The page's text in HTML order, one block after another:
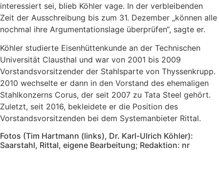
interessiert sei, blieb Köhler vage. In der verbleibenden
Zeit der Ausschreibung bis zum 31. Dezember „können alle
nochmal ihre Argumentationslage überprüfen“, sagte er.
Köhler studierte Eisenhüttenkunde an der Technischen
Universität Clausthal und war von 2001 bis 2009
Vorstandsvorsitzender der Stahlsparte von Thyssenkrupp.
2010 wechselte er dann in den Vorstand des ehemaligen
Stahlkonzerns Corus, der seit 2007 zu Tata Steel gehört.
Zuletzt, seit 2016, bekleidete er die Position des
Vorstandsvorsitzenden bei dem Systemanbieter Rittal.
Fotos (Tim Hartmann (links), Dr. Karl-Ulrich Köhler):
Saarstahl, Rittal, eigene Bearbeitung; Redaktion: nr